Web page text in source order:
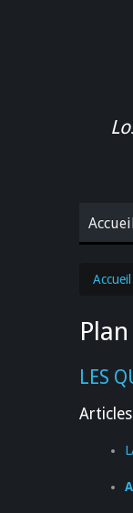
Accueil
LES
Articles